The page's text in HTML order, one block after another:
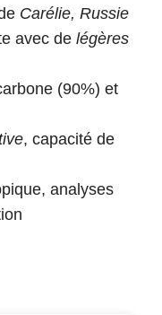
Carélie, Russie
avec de légères
(90%) et
, capacité de
analyses